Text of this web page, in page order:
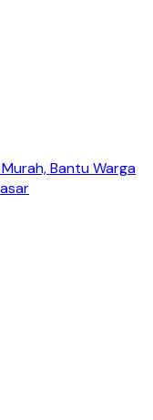
Bantu Warga